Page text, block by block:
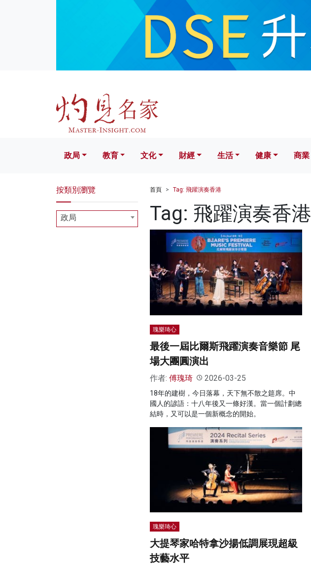
文化 財經 生活 健康
政局 教育 文化 財經 生活 健康 商業
首頁 Tag: 飛躍演奏香港
Tag: 飛躍演奏香港
瑰樂琦心
最後一屆比爾斯飛躍演奏音樂節 尾
場大團圓演出
作者: 傅瑰琦 2026-03-25
18年的建樹，今日落幕，天下無不散之筵席。中
國人的諺語：十八年後又一條好漢。當一個計劃總
結時，又可以是一個新概念的開始。
瑰樂琦心
大提琴家哈特拿沙揚低調展現超級
技藝水平
按類別瀏覽
政局